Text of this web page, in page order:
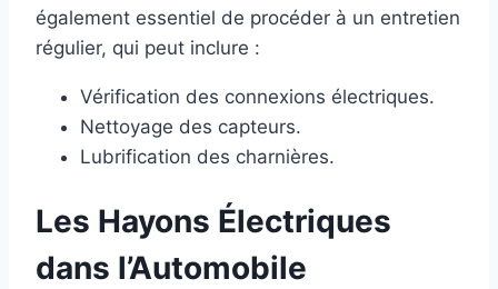
également essentiel de procéder à un entretien
régulier, qui peut inclure :
Vérification des connexions électriques.
Nettoyage des capteurs.
Lubrification des charnières.
Les Hayons Électriques
dans l’Automobile